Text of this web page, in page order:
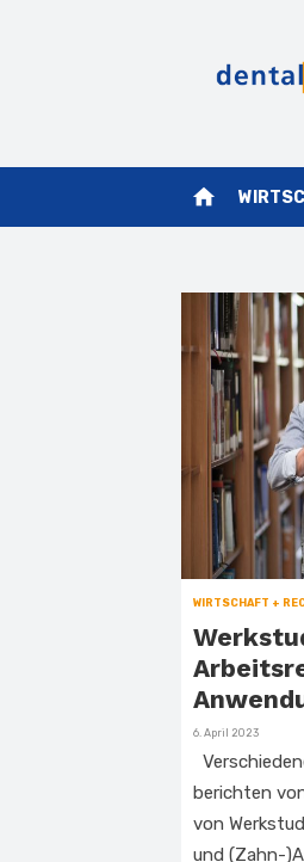
home
WIRTSCHAFT +
Veröffentlicht
6. April 2023
berichten
von
und (Zahn-